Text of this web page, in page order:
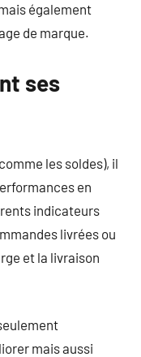
également
de marque.
ses
les soldes), il
en
indicateurs
livrées ou
et la livraison
mais aussi